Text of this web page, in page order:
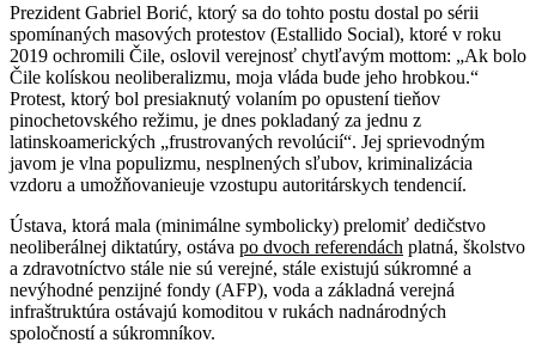
Prezident Gabriel Borić, ktorý sa do tohto postu dostal po sérii
spomínaných masových protestov (Estallido Social), ktoré v roku
2019 ochromili Čile, oslovil verejnosť chytľavým mottom: „Ak bolo
Čile kolískou neoliberalizmu, moja vláda bude jeho hrobkou.“
Protest, ktorý bol presiaknutý volaním po opustení tieňov
pinochetovského režimu, je dnes pokladaný za jednu z
latinskoamerických „frustrovaných revolúcií“. Jej sprievodným
javom je vlna populizmu, nesplnených sľubov, kriminalizácia
vzdoru a umožňovanieuje vzostupu autoritárskych tendencií.
Ústava, ktorá mala (minimálne symbolicky) prelomiť dedičstvo
neoliberálnej diktatúry, ostáva po dvoch referendách platná, školstvo
a zdravotníctvo stále nie sú verejné, stále existujú súkromné a
nevýhodné penzijné fondy (AFP), voda a základná verejná
infraštruktúra ostávajú komoditou v rukách nadnárodných
spoločností a súkromníkov.